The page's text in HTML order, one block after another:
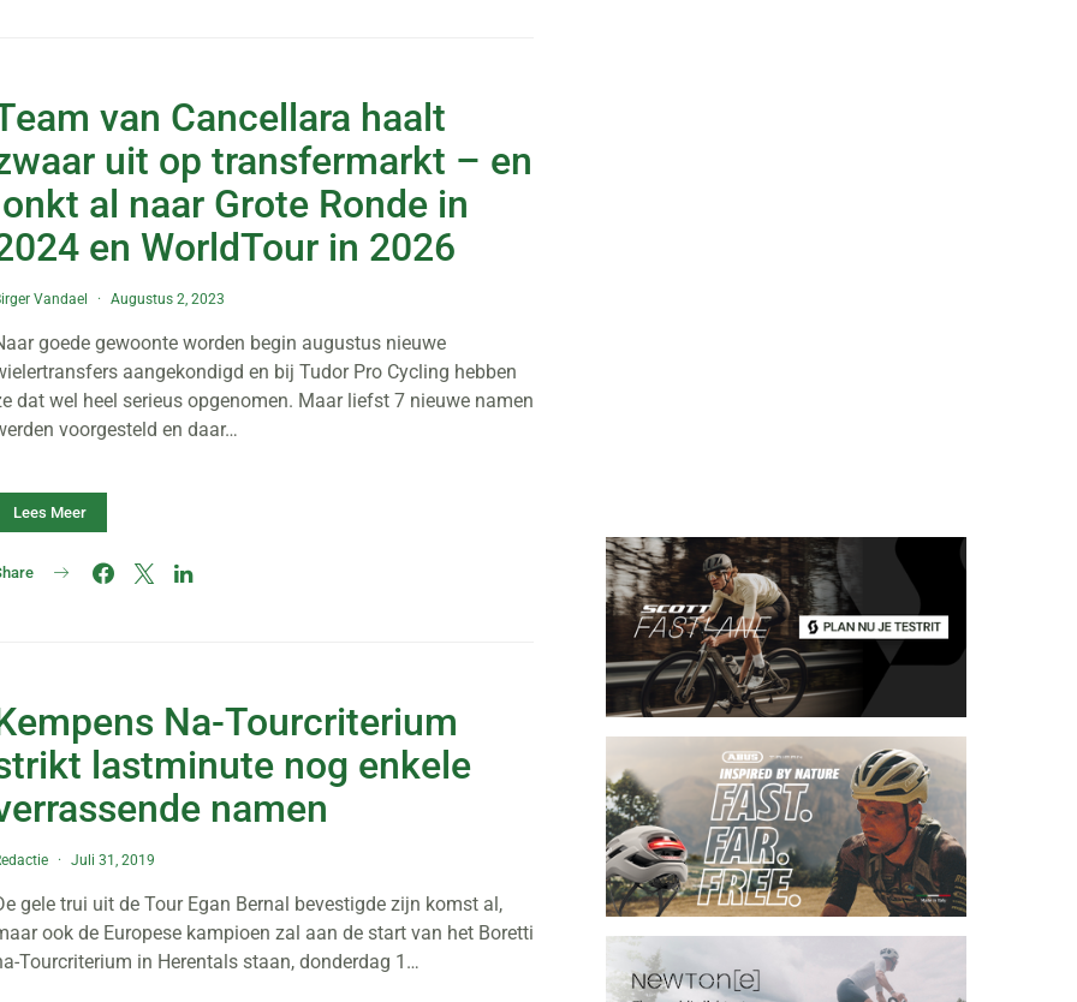
van Cancellara haalt
uit op transfermarkt – en
al naar Grote Ronde in
en WorldTour in 2026
Vandael Augustus 2, 2023
goede gewoonte worden begin augustus nieuwe
aangekondigd en bij Tudor Pro Cycling hebben
dat wel heel serieus opgenomen. Maar liefst 7 nieuwe namen
voorgesteld en daar…
Lees Meer
Na-Tourcriterium
lastminute nog enkele
namen
Juli 31, 2019
gele trui uit de Tour Egan Bernal bevestigde zijn komst al,
ook de Europese kampioen zal aan de start van het Boretti
Tourcriterium in Herentals staan, donderdag 1…